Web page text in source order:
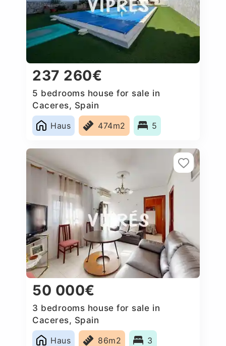
237 260€
5 bedrooms house for sale in
Caceres‎, Spain
Haus
474m2 5
50 000€
3 bedrooms house for sale in
Caceres‎, Spain
Haus
86m2 3